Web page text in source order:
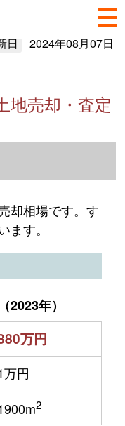
日 2024年08月07日
地売却・査定
却相場です。す
す。
2023年）
万円
万円
2